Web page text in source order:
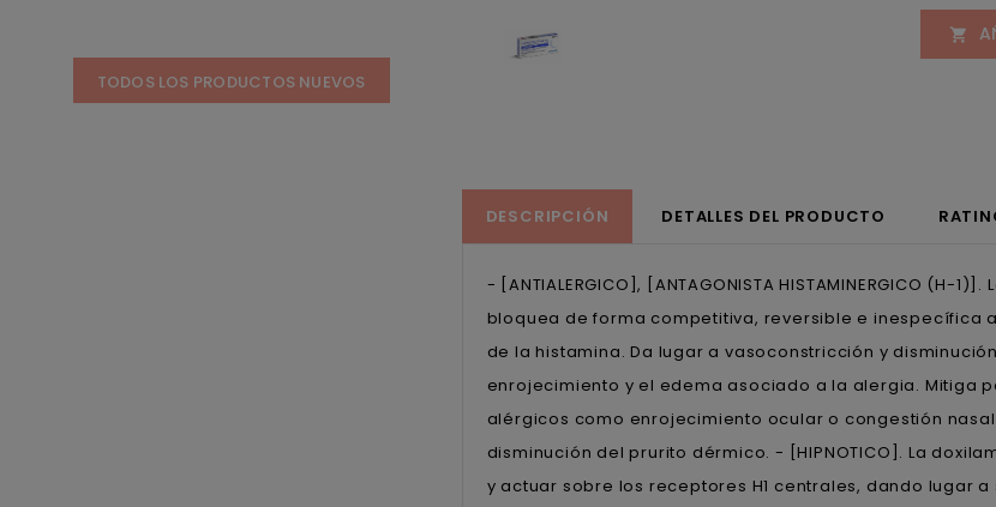
TODOS LOS PRODUCTOS NUEVOS

DESCRIPCIÓN DETALLES DEL PRODUCTO
- [ANTIALERGICO], [ANTAGONISTA HISTAMINERGICO
bloquea de forma competitiva, reversible e inespecífica
de la histamina. Da lugar a vasoconstricción y
enrojecimiento y el edema asociado a la alergia. Mitiga
alérgicos como enrojecimiento ocular o congestión
disminución del prurito dérmico. - [HIPNOTICO]. La
y actuar sobre los receptores H1 centrales, dando lugar